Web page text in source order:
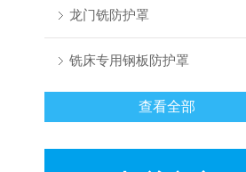
龙门铣防护罩
铣床专用钢板防护罩
查看全部